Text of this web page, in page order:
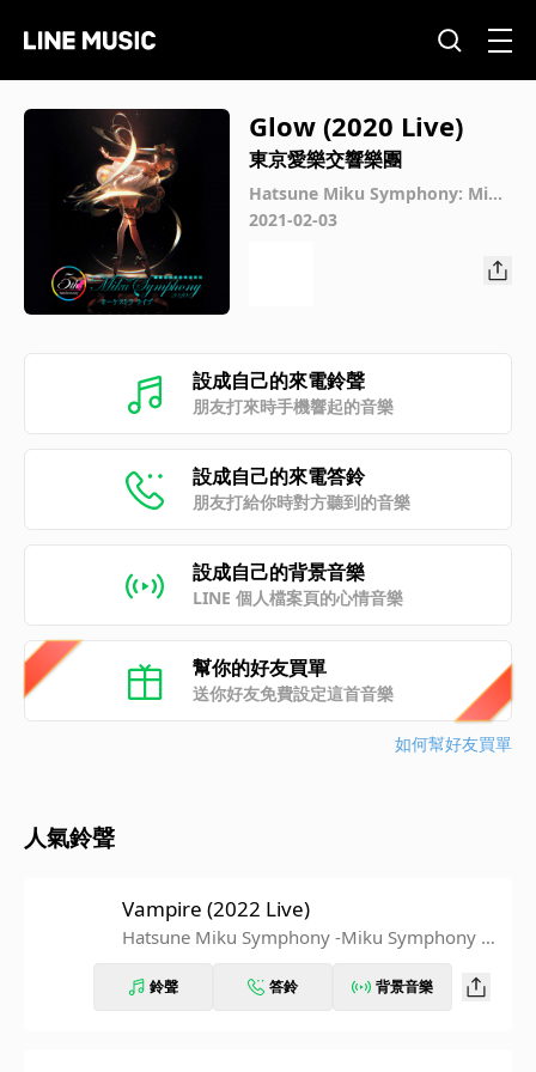
Glow (2020 Live)
東京愛樂交響樂團
Hatsune Miku Symphony: Miku
Symphony 2020 Orchestra Live
2021-02-03
設成自己的來電鈴聲
朋友打來時手機響起的音樂
設成自己的來電答鈴
朋友打給你時對方聽到的音樂
設成自己的背景音樂
LINE 個人檔案頁的心情音樂
幫你的好友買單
送你好友免費設定這首音樂
如何幫好友買單
人氣鈴聲
Vampire (2022 Live)
Hatsune Miku Symphony -Miku Symphony 2
鈴聲 答鈴 背景音樂